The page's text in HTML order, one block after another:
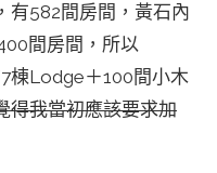
有582間房間，黃石內
間房間，所以
棟Lodge＋100間小木
得我當初應該要求加